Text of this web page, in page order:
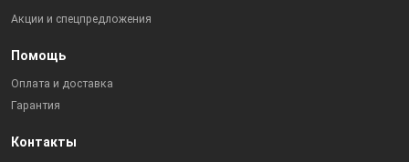
Акции и спецпредложения
Помощь
Оплата и доставка
Гарантия
Контакты